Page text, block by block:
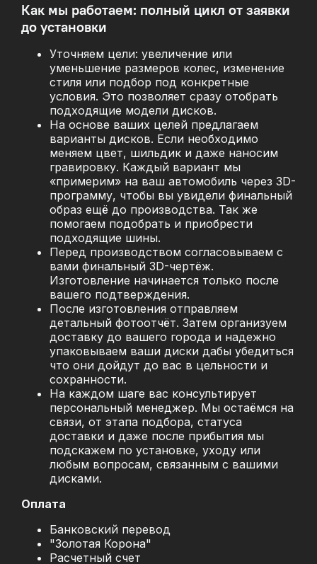
Как мы работаем: полный цикл от заявки
до установки
Уточняем цели: увеличение или
уменьшение размеров колес, изменение
стиля или подбор под конкретные
условия. Это позволяет сразу отобрать
подходящие модели дисков.
На основе ваших целей предлагаем
варианты дисков. Если необходимо
меняем цвет, шильдик и даже наносим
гравировку. Каждый вариант мы
«примерим» на ваш автомобиль через 3D-
программу, чтобы вы увидели финальный
образ ещё до производства. Так же
помогаем подобрать и приобрести
подходящие шины.
Перед производством согласовываем с
вами финальный 3D-чертёж.
Изготовление начинается только после
вашего подтверждения.
После изготовления отправляем
детальный фотоотчёт. Затем организуем
доставку до вашего города и надежно
упаковываем ваши диски дабы убедиться
что они дойдут до вас в цельности и
сохранности.
На каждом шаге вас консультирует
персональный менеджер. Мы остаёмся на
связи, от этапа подбора, статуса
доставки и даже после прибытия мы
подскажем по установке, уходу или
любым вопросам, связанным с вашими
дисками.
Оплата
Банковский перевод
"Золотая Корона"
Расчетный счет